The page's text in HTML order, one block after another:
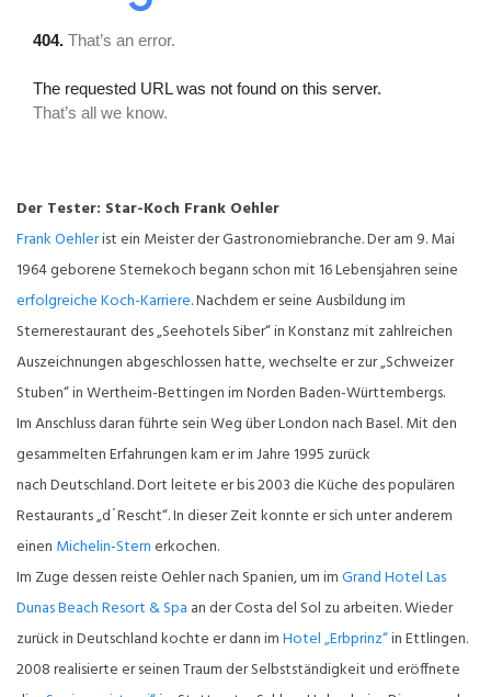
Der Tester: Star-Koch Frank Oehler
Frank Oehlerist ein Meister der Gastronomiebranche. Der am 9. Mai
1964 geborene Sternekoch begann schon mit 16 Lebensjahren seine
erfolgreiche Koch-Karriere. Nachdem er seine Ausbildung im
Sternerestaurant des „Seehotels Siber“ in Konstanz mit zahlreichen
Auszeichnungen abgeschlossen hatte, wechselte er zur „Schweizer
Stuben“ in Wertheim-Bettingen im Norden Baden-Württembergs.
Im Anschluss daran führte sein Weg über London nach Basel. Mit den
gesammelten Erfahrungen kam er im Jahre 1995 zurück
nach Deutschland. Dort leitete er bis 2003 die Küche des populären
Restaurants „d´Rescht“. In dieser Zeit konnte er sich unter anderem
einen Michelin-Stern erkochen.
Im Zuge dessen reiste Oehler nach Spanien, um imGrand Hotel Las
Dunas Beach Resort & Spa an der Costa del Sol zu arbeiten. Wieder
zurück in Deutschland kochte er dann imHotel „Erbprinz“in Ettlingen.
2008 realisierte er seinen Traum der Selbstständigkeit und eröffnete